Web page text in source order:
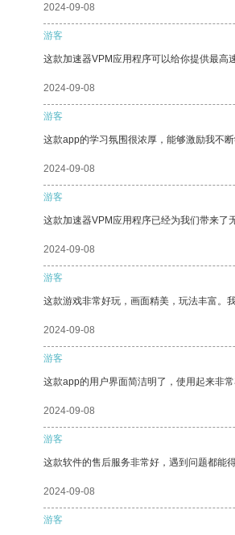
2024-09-08
游客
这款加速器VPM应用程序可以给你提供最高
2024-09-08
游客
这款app的学习氛围很浓厚，能够激励我不
2024-09-08
游客
这款加速器VPM应用程序已经为我们带来了
2024-09-08
游客
这款游戏非常好玩，画面精美，玩法丰富。
2024-09-08
游客
这款app的用户界面简洁明了，使用起来非
2024-09-08
游客
这款软件的售后服务非常好，遇到问题都能
2024-09-08
游客